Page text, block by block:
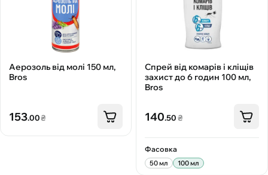
Аерозоль від молі 150 мл,
Bros
153.00₴
Спрей від комарів і кліщів
захист до 6 годин 100 мл,
Bros
140.50₴
Фасовка
50 мл 100 мл